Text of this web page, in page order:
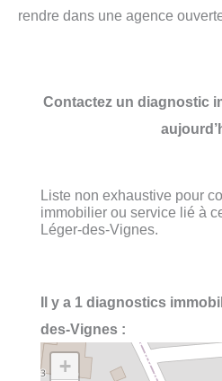
rendre dans une agence
Contactez un diagnostic
Liste non exhaustive pour
immobilier ou service lié à
Léger-des-Vignes.
Il y a 1 diagnostics
des-Vignes :
+